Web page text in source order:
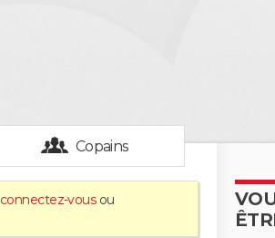
Copains
connectez-vousou